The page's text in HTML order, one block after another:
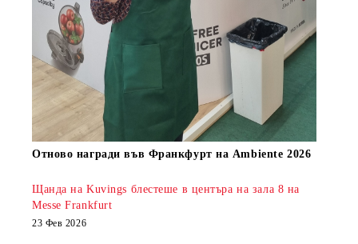
Oтново награди във Франкфурт на Ambiente 2026
Щанда на Kuvings блестеше в центъра на зала 8 на
Messe Frankfurt
23 Фев 2026